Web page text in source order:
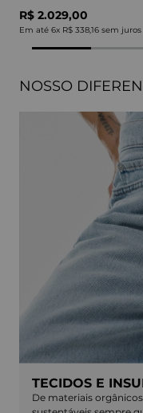
R$ 2.029,00
Em até 6x R$ 338,16 sem juros
NOSSO
TECIDOS E
De materiais